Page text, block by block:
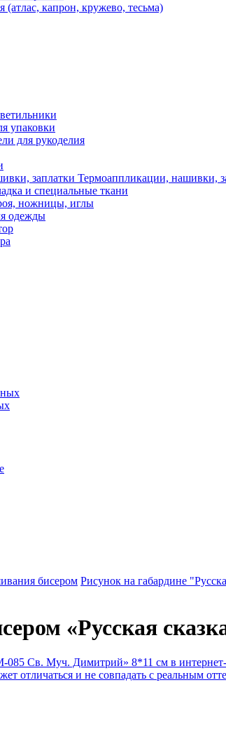
(атлас, капрон, кружево, тесьма)
упаковки
для рукоделия
Термоаппликации, нашивки,
и специальные ткани
ножницы, иглы
одежды
бисером Рисунок на габардине
«Русская
отличаться и не совпадать с реальным